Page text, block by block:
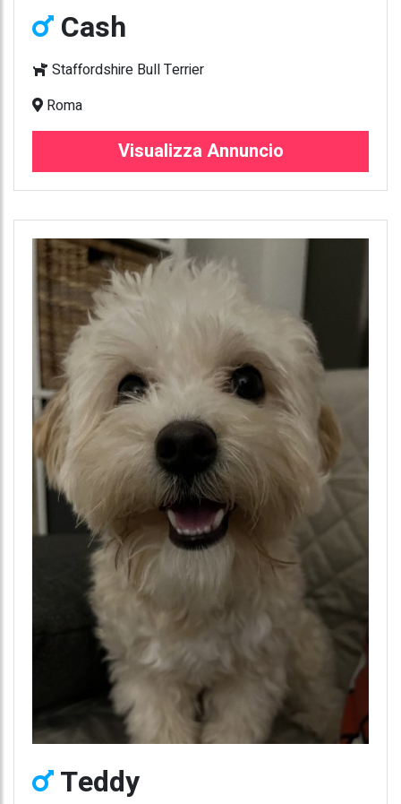
Cash
Staffordshire Bull Terrier
Roma
Visualizza Annuncio
Teddy